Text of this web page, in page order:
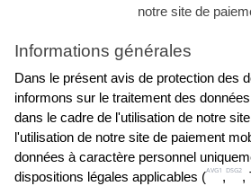
notre site de
Informations générales
Dans le présent avis de protection des
informons sur le traitement des
dans le cadre de l'utilisation de notre
l'utilisation de notre site de paiement
données à caractère personnel
dispositions légales applicables (AVG1 ,DSG2,